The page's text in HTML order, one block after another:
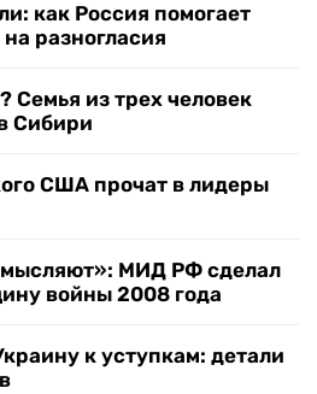
как Россия помогает
разногласия
Семья из трех человек
Сибири
США прочат в лидеры
МИД РФ сделал
войны 2008 года
к уступкам: детали